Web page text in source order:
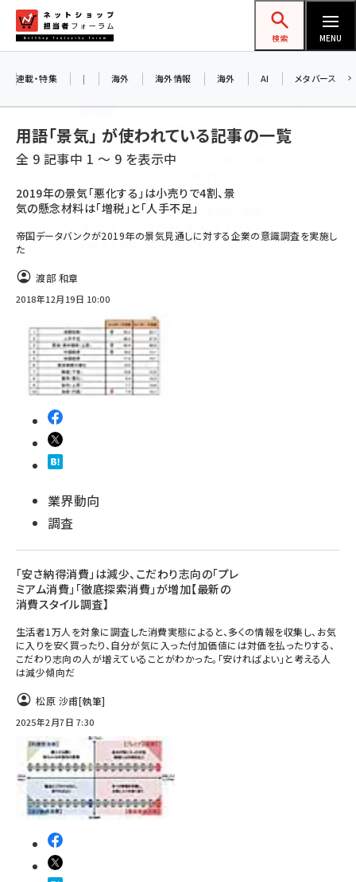
ン
ネットショップ担当者フォーラム
検索 MENU
yahoo (1900)
楽天 (1871)
アスクル (1119)
base (1071)
ビィ・フォアード (773)
revico (739)
連載・特集 | 海外 海外情報 海外 AI メタバース
用語「景気」 が使われている記事の一覧
全 9 記事中 1 ～ 9 を表示中
2019年の景気「悪化する」は小売りで4割、景
気の懸念材料は「増税」と「人手不足」
帝国データバンクが2019年の景気見通しに対する企業の意識調査を実施し
た
渡部 和章
2018年12月19日 10:00
業界動向
調査
「安さ納得消費」は減少、こだわり志向の「プレ
ミアム消費」「徹底探索消費」が増加【最新の
消費スタイル調査】
生活者1万人を対象に調査した消費実態によると、多くの情報を収集し、お気
に入りを安く買ったり、自分が気に入った付加価値には対価を払ったりする、
こだわり志向の人が増えていることがわかった。「安ければよい」と考える人
は減少傾向だ
松原 沙甫[執筆]
2025年2月7日 7:30
AIが買い物を代行する時代に打つべき「次の
一手」とは？ アルペン、オイシックス、元UA責
任者が登壇のリアルECセミナー（8/26＠東
京）【交流会も実施】
8/26（水）、東京・四谷で開催。登壇者・聴講
の講演を無料で聴講できます！
参加登録はこちら↑